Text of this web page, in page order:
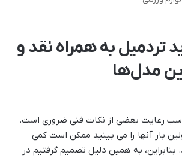
تردمیل به همراه نقد و
مدل‌ها
رعایت بعضی از نکات فنی ضروری است.
بار آنها را می بینید ممکن است کمی
بنابراین، به همین دلیل تصمیم گرفتیم در